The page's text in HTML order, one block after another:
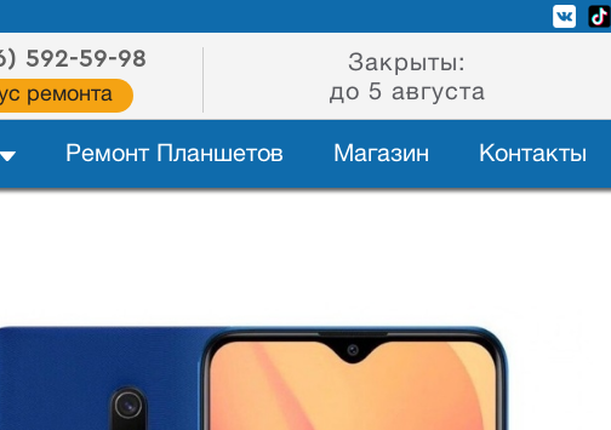
592-59-98
ремонта
Закрыты:
до 5 августа
Ремонт Планшетов Магазин Контакты